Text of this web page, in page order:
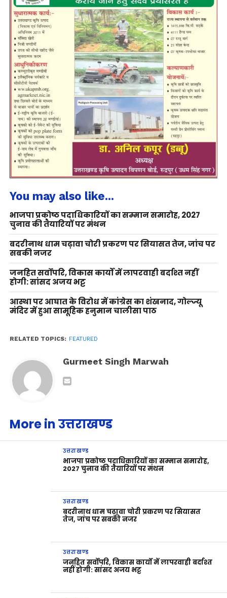
You may also like...
भाजपा प्रकोष्ठ पदाधिकारियों का सम्मान समारोह, 2027
चुनाव की तैयारियों पर मंथन
बदरीनाथ धाम चढ़ावा चोरी प्रकरण पर सियासत तेज, जांच पर
सबकी नजर
जनहित सर्वोपरि, विकास कार्यों में लापरवाही बर्दाश्त नहीं
होगी: सांसद अजय भट्ट
आस्था पर आघात के विरोध में कांग्रेस का शंखनाद, गोल्ज्यू
मंदिर में हुआ सामूहिक हनुमान चालीसा पाठ
RELATED TOPICS: FEATURED
Gurmeet Singh Marwah
More in उत्तराखण्ड
उत्तराखण्ड
भाजपा प्रकोष्ठ पदाधिकारियों का सम्मान समारोह,
2027 चुनाव की तैयारियों पर मंथन
उत्तराखण्ड
बदरीनाथ धाम चढ़ावा चोरी प्रकरण पर सियासत
तेज, जांच पर सबकी नजर
उत्तराखण्ड
जनहित सर्वोपरि, विकास कार्यों में लापरवाही बर्दाश्त
नहीं होगी: सांसद अजय भट्ट